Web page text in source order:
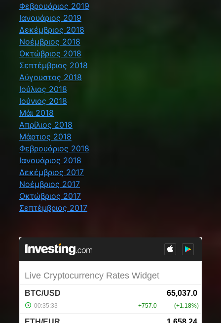
Φεβρουάριος 2019
Ιανουάριος 2019
Δεκέμβριος 2018
Νοέμβριος 2018
Οκτώβριος 2018
Σεπτέμβριος 2018
Αύγουστος 2018
Ιούλιος 2018
Ιούνιος 2018
Μάι 2018
Απρίλιος 2018
Μάρτιος 2018
Φεβρουάριος 2018
Ιανουάριος 2018
Δεκέμβριος 2017
Νοέμβριος 2017
Οκτώβριος 2017
Σεπτέμβριος 2017